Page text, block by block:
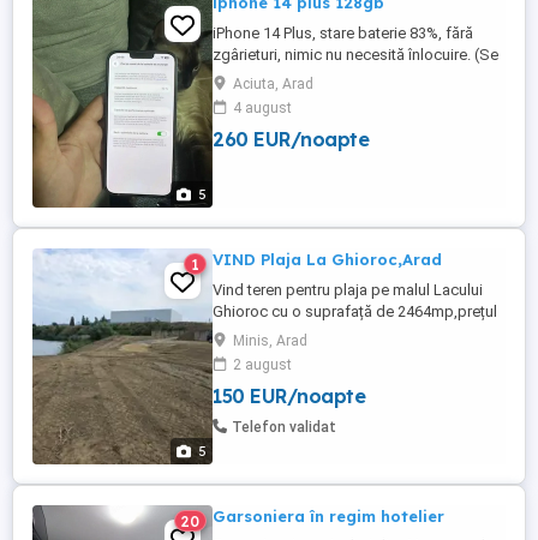
5
iPhone 14 Plus, stare baterie 83%, fără
zgârieturi, nimic nu necesită înlocuire. (Se
vinde cu mai multe huse și cablul de
încărcare)
Aciuta, Arad
4 august
260 EUR/noapte
5
1 VIND Plaja La Ghioroc,Arad
Vind teren pentru plaja pe malul Lacului
Ghioroc cu o suprafață de 2464mp,prețul
este pe mp. Terenul este curățat și
pregătit pentru amenajare.
Minis, Arad
2 august
150 EUR/noapte
Telefon validat
20 Garsoniera în regim hotelier